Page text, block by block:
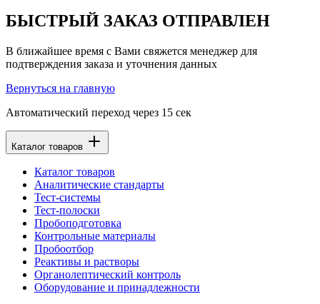
БЫСТРЫЙ ЗАКАЗ ОТПРАВЛЕН
В ближайшее время с Вами свяжется менеджер для
подтверждения заказа и уточнения данных
Вернуться на главную
Автоматический переход через 15 сек
Каталог товаров
Каталог товаров
Аналитические стандарты
Тест-системы
Тест-полоски
Пробоподготовка
Контрольные материалы
Пробоотбор
Реактивы и растворы
Органолептический контроль
Оборудование и принадлежности